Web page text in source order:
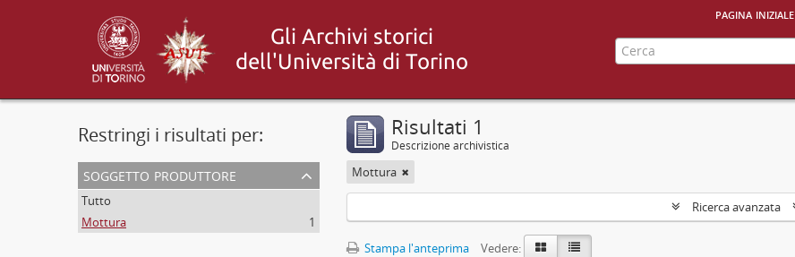
pagina iniziale
Restringi i risultati per:
soggetto produttore
Tutto
Mottura
1
Risultati 1
Descrizione archivistica
Mottura
Ricerca avanzata
Stampa l'anteprima Vedere: